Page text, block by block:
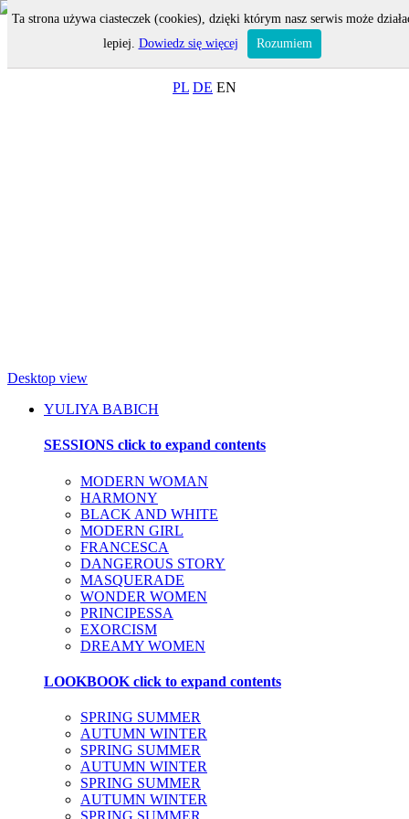
MENU
ON-LINE SHOP
PL DE EN
Desktop view
YULIYA BABICH
SESSIONS click to expand contents
MODERN WOMAN
HARMONY
BLACK AND WHITE
MODERN GIRL
FRANCESCA
DANGEROUS STORY
MASQUERADE
WONDER WOMEN
PRINCIPESSA
EXORCISM
DREAMY WOMEN
LOOKBOOK click to expand contents
SPRING SUMMER
AUTUMN WINTER
SPRING SUMMER
AUTUMN WINTER
SPRING SUMMER
AUTUMN WINTER
SPRING SUMMER
Ta strona używa ciasteczek (cookies), dzięki którym nasz serwis może
lepiej. Dowiedz się więcej Rozumiem